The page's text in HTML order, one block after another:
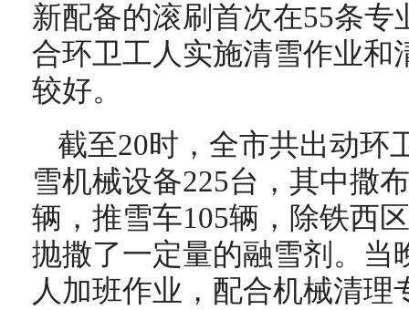
新配备的滚刷首次在55条
合环卫工人实施清雪作业和
较好。
截至20时，全市共出动环
雪机械设备225台，其中撒
辆，推雪车105辆，除铁西
抛撒了一定量的融雪剂。当
人加班作业，配合机械清